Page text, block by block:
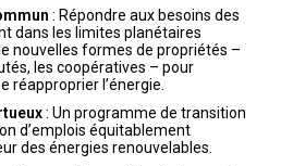
: Répondre aux besoins des
dans les limites planétaires
nouvelles formes de propriétés –
les coopératives – pour
réapproprier l’énergie.
: Un programme de transition
d’emplois équitablement
des énergies renouvelables.